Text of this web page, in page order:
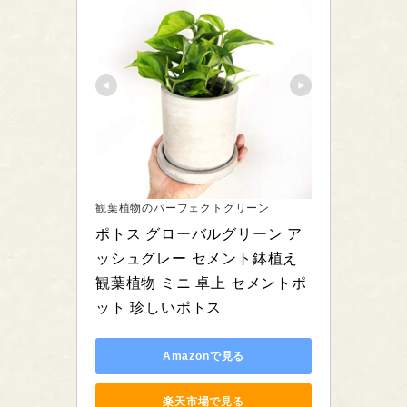
観葉植物のパーフェクトグリーン
ポトス グローバルグリーン ア
ッシュグレー セメント鉢植え
観葉植物 ミニ 卓上 セメントポ
ット 珍しいポトス
Amazonで見る
楽天市場で見る